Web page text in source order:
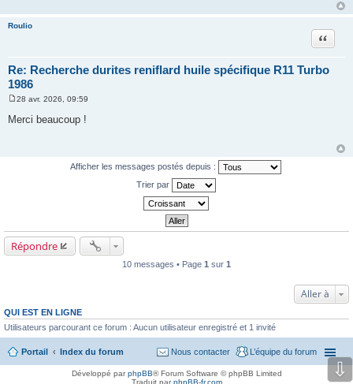
Roulio
Re: Recherche durites reniflard huile spécifique R11 Turbo
1986
Citation
s
28 avr. 2026, 09:59
Merci beaucoup !
Afficher les messages postés depuis :
Trier par
Répondre
10 messages • Page 1 sur 1
Aller à
QUI EST EN LIGNE
Utilisateurs parcourant ce forum : Aucun utilisateur enregistré et 1 invité
Portail Index du forum L’équipe du forum
Nous contacter
Développé parphpBB® Forum Software © phpBB Limited
Traduit parphpBB-fr.com
⇩